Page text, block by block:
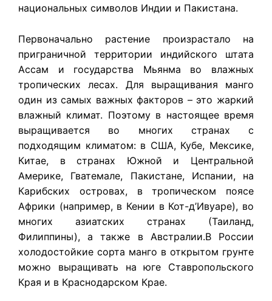
национальных символов Индии и Пакистана.
Первоначально растение произрастало на
приграничной территории индийского штата
Ассам и государства Мьянма во влажных
тропических лесах. Для выращивания манго
один из самых важных факторов – это жаркий
влажный климат. Поэтому в настоящее время
выращивается во многих странах с
подходящим климатом: в США, Кубе, Мексике,
Китае, в странах Южной и Центральной
Америке, Гватемале, Пакистане, Испании, на
Карибских островах, в тропическом поясе
Африки (например, в Кении в Кот-д’Ивуаре), во
многих азиатских странах (Таиланд,
Филиппины), а также в Австралии.В России
холодостойкие сорта манго в открытом грунте
можно выращивать на юге Ставропольского
Края и в Краснодарском Крае.